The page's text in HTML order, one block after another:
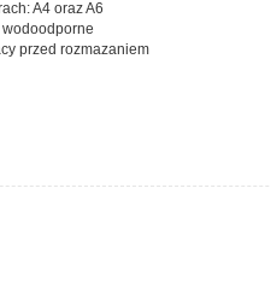
A4 oraz A6
przed rozmazaniem